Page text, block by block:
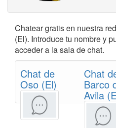
Chatear gratis en nuestra
(El). Introduce tu nombre y
acceder a la sala de chat.
Chat de
Oso (El)
Chat
Barco
Avila